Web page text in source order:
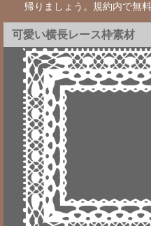
帰りましょう。規約内で無
可愛い横長レース枠素材